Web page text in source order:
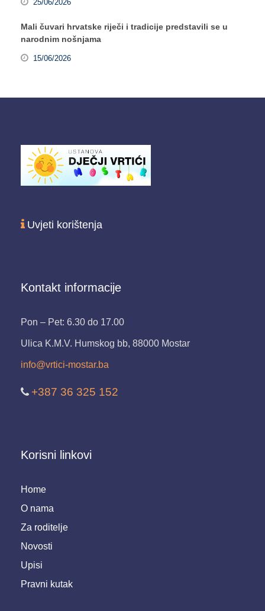
25/06/2026
Mali čuvari hrvatske riječi i tradicije predstavili se u
narodnim nošnjama
15/06/2026
Uvjeti korištenja
Kontakt informacije
Pon – Pet: 6.30 do 17.00
Ulica K.M.V. Humskog bb, 88000 Mostar
info@vrtici-mostar.ba
+387 36 325 152
Korisni linkovi
Home
O nama
Za roditelje
Novosti
Upisi
Pravni kutak